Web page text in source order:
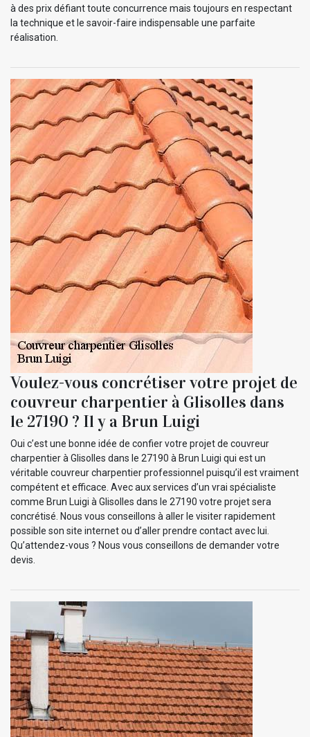
à des prix défiant toute concurrence mais toujours en respectant
la technique et le savoir-faire indispensable une parfaite
réalisation.
Voulez-vous concrétiser votre projet de
couvreur charpentier à Glisolles dans
le 27190 ? Il y a Brun Luigi
Oui c’est une bonne idée de confier votre projet de couvreur
charpentier à Glisolles dans le 27190 à Brun Luigi qui est un
véritable couvreur charpentier professionnel puisqu’il est vraiment
compétent et efficace. Avec aux services d’un vrai spécialiste
comme Brun Luigi à Glisolles dans le 27190 votre projet sera
concrétisé. Nous vous conseillons à aller le visiter rapidement
possible son site internet ou d’aller prendre contact avec lui.
Qu’attendez-vous ? Nous vous conseillons de demander votre
devis.